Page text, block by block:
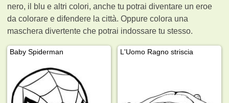
nero, il blu e altri colori, anche tu potrai diventare un eroe
da colorare e difendere la città. Oppure colora una
maschera divertente che potrai indossare tu stesso.
Baby Spiderman L'Uomo Ragno striscia